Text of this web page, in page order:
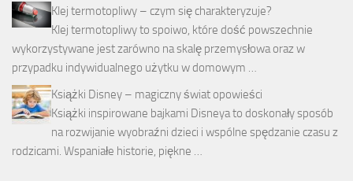
Klej termotopliwy – czym się charakteryzuje?
Klej termotopliwy to spoiwo, które dość powszechnie
wykorzystywane jest zarówno na skalę przemysłowa oraz w
przypadku indywidualnego użytku w domowym …
Książki Disney – magiczny świat opowieści
Książki inspirowane bajkami Disneya to doskonały sposób
na rozwijanie wyobraźni dzieci i wspólne spędzanie czasu z
rodzicami. Wspaniałe historie, piękne …